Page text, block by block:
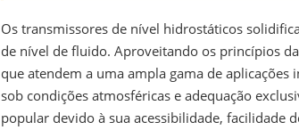
Os transmissores de nível hidrostáticos
de nível de fluido. Aproveitando os princípios
que atendem a uma ampla gama de
sob condições atmosféricas e adequação
popular devido à sua acessibilidade, facilidade